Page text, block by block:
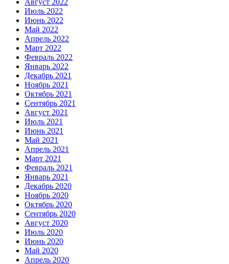
Август 2022
Июль 2022
Июнь 2022
Май 2022
Апрель 2022
Март 2022
Февраль 2022
Январь 2022
Декабрь 2021
Ноябрь 2021
Октябрь 2021
Сентябрь 2021
Август 2021
Июль 2021
Июнь 2021
Май 2021
Апрель 2021
Март 2021
Февраль 2021
Январь 2021
Декабрь 2020
Ноябрь 2020
Октябрь 2020
Сентябрь 2020
Август 2020
Июль 2020
Июнь 2020
Май 2020
Апрель 2020